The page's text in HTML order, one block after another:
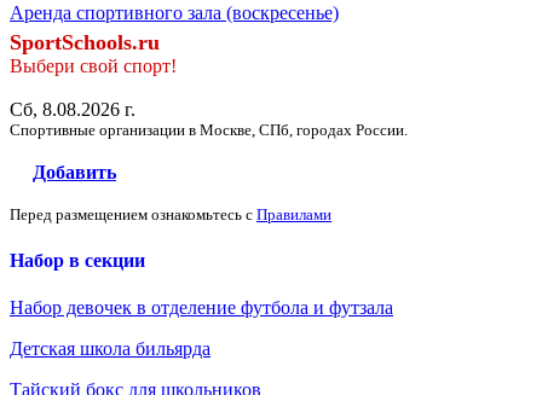
Аренда спортивного зала (воскресенье)
SportSchools.ru
Выбери свой спорт!
Сб, 8.08.2026 г.
Спортивные организации в Москве, СПб, городах России.
Добавить
Перед размещением ознакомьтесь с Правилами
Набор в секции
Набор девочек в отделение футбола и футзала
Детская школа бильярда
Тайский бокс для школьников